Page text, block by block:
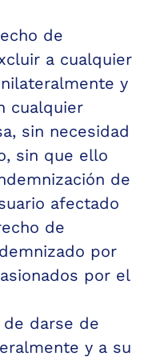
de
a cualquier
y
cualquier
sin necesidad
sin que ello
de
afectado
de
por
por el
darse de
y a su